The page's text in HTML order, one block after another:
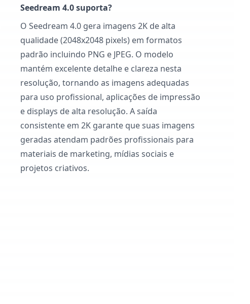
Seedream 4.0 suporta?
O Seedream 4.0 gera imagens 2K de alta
qualidade (2048x2048 pixels) em formatos
padrão incluindo PNG e JPEG. O modelo
mantém excelente detalhe e clareza nesta
resolução, tornando as imagens adequadas
para uso profissional, aplicações de impressão
e displays de alta resolução. A saída
consistente em 2K garante que suas imagens
geradas atendam padrões profissionais para
materiais de marketing, mídias sociais e
projetos criativos.